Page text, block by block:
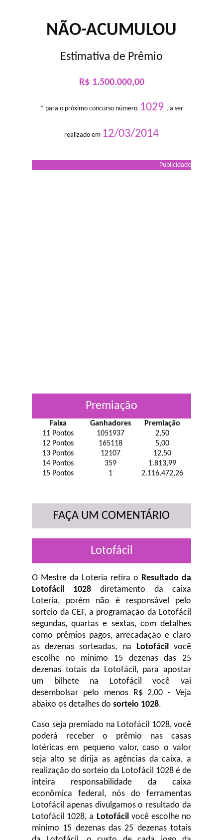
NÃO-ACUMULOU
Estimativa de Prêmio
R$ 1.500.000,00
* para o próximo concurso número1029 , a ser
realizado em 12/03/2014
Publicidade
Premiação
Faixa Ganhadores
Premiação
11 Pontos
1051937
2,50
12 Pontos
165118
5,00
13 Pontos
12107
12,50
14 Pontos
359
1.813,99
15 Pontos
1 2.116.472,26
FAÇA UM COMENTÁRIO
Lotofácil
O Mestre da Loteria retira o Resultado da
Lotofácil 1028 diretamento da caixa
Loteria, porém não é responsável pelo
sorteio da CEF, a programação da Lotofácil
segundas, quartas e sextas, com detalhes
como prêmios pagos, arrecadação e claro
as dezenas sorteadas, na Lotofácilvocê
escolhe no minimo 15 dezenas das 25
dezenas totais da Lotofácil, para apostar
um bilhete na Lotofácil você vai
desembolsar pelo menos R$ 2,00 - Veja
abaixo os detalhes do sorteio 1028.
Caso seja premiado na Lotofácil 1028, você
poderá receber o prêmio nas casas
lotéricas em pequeno valor, caso o valor
seja alto se dirija as agências da caixa, a
realização do sorteio da Lotofácil 1028 é de
inteira responsabilidade da caixa
econômica federal, nós do ferramentas
Lotofácil apenas divulgamos o resultado da
Lotofácil 1028, a Lotofácilvocê escolhe no
minimo 15 dezenas das 25 dezenas totais